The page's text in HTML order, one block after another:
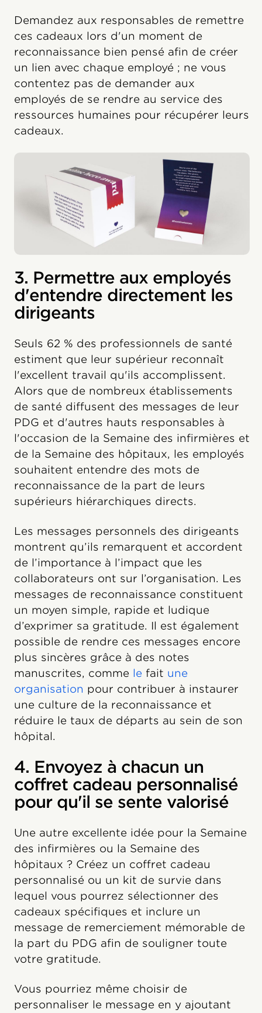
Demandez aux responsables de remettre
ces cadeaux lors d'un moment de
reconnaissance bien pensé afin de créer
un lien avec chaque employé ; ne vous
contentez pas de demander aux
employés de se rendre au service des
ressources humaines pour récupérer leurs
cadeaux.
3. Permettre aux employés
d'entendre directement les
dirigeants
Seuls 62 % des professionnels de santé
estiment que leur supérieur reconnaît
l'excellent travail qu'ils accomplissent.
Alors que de nombreux établissements
de santé diffusent des messages de leur
PDG et d'autres hauts responsables à
l'occasion de la Semaine des infirmières et
de la Semaine des hôpitaux, les employés
souhaitent entendre des mots de
reconnaissance de la part de leurs
supérieurs hiérarchiques directs.
Les messages personnels des dirigeants
montrent qu’ils remarquent et accordent
de l’importance à l’impact que les
collaborateurs ont sur l’organisation. Les
messages de reconnaissance constituent
un moyen simple, rapide et ludique
d’exprimer sa gratitude. Il est également
possible de rendre ces messages encore
plus sincères grâce à des notes
manuscrites, comme le fait une
organisation pour contribuer à instaurer
une culture de la reconnaissance et
réduire le taux de départs au sein de son
hôpital.
4. Envoyez à chacun un
coffret cadeau personnalisé
pour qu'il se sente valorisé
Une autre excellente idée pour la Semaine
des infirmières ou la Semaine des
hôpitaux ? Créez un coffret cadeau
personnalisé ou un kit de survie dans
lequel vous pourrez sélectionner des
cadeaux spécifiques et inclure un
message de remerciement mémorable de
la part du PDG afin de souligner toute
votre gratitude.
Vous pourriez même choisir de
personnaliser le message en y ajoutant